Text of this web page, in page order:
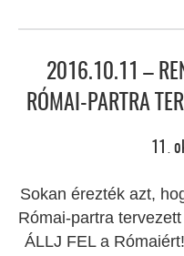
2016.10.11 –
RÓMAI-PARTRA
.
Sokan érezték azt,
Római-partra
ÁLLJ FEL a